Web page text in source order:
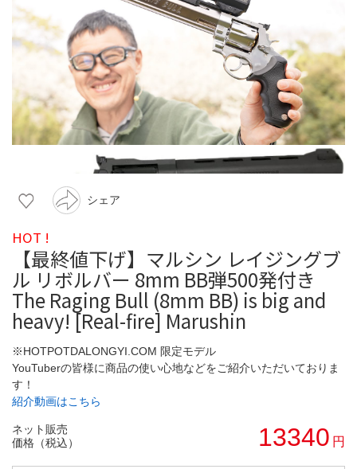
シェア
HOT !
【最終値下げ】マルシン レイジングブ
ル リボルバー 8mm BB弾500発付き
The Raging Bull (8mm BB) is big and
heavy! [Real-fire] Marushin
※HOTPOTDALONGYI.COM 限定モデル
YouTuberの皆様に商品の使い心地などをご紹介いただいておりま
す！
紹介動画はこちら
ネット販売
価格（税込）
13340 円